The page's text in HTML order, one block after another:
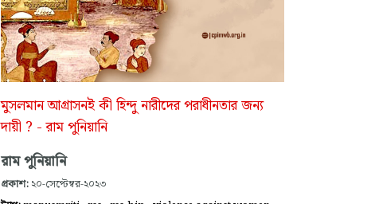
মুসলমান আগ্রাসনই কী হিন্দু নারীদের পরাধীনতার জন্য
দায়ী ? - রাম পুনিয়ানি
রাম পুনিয়ানি
প্রকাশ: ২০-সেপ্টেম্বর-২০২৩